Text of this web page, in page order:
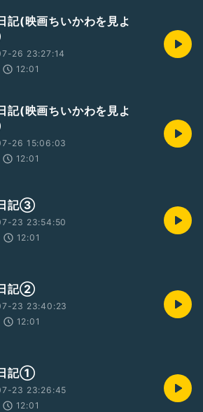
記(映画ちいかわを見よ
26 23:27:14
12:01
記(映画ちいかわを見よ
26 15:06:03
12:01
記③
23 23:54:50
12:01
記②
23 23:40:23
12:01
記①
23 23:26:45
12:01